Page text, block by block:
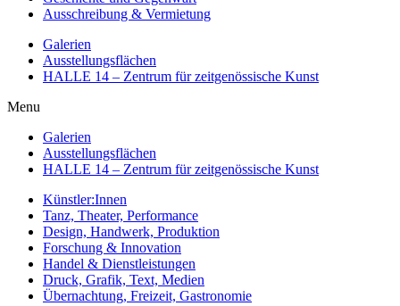
Ausschreibung & Vermietung
Galerien
Ausstellungsflächen
HALLE 14 – Zentrum für zeitgenössische Kunst
Menu
Galerien
Ausstellungsflächen
HALLE 14 – Zentrum für zeitgenössische Kunst
Künstler:Innen
Tanz, Theater, Performance
Design, Handwerk, Produktion
Forschung & Innovation
Handel & Dienstleistungen
Druck, Grafik, Text, Medien
Übernachtung, Freizeit, Gastronomie